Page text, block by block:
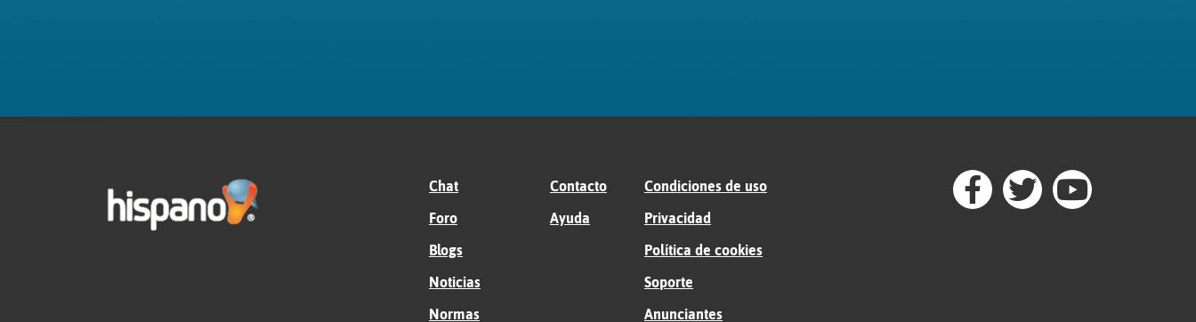
Chat
Foro
Blogs
Noticias
Normas
Contacto
Ayuda
Condiciones de uso
Privacidad
Política de cookies
Soporte
Anunciantes